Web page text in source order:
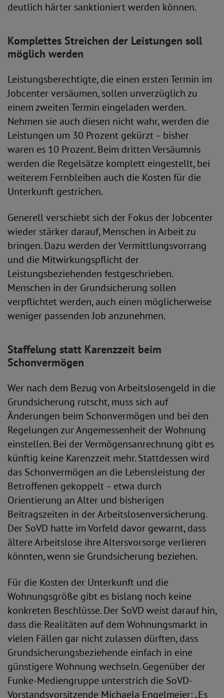
deutlich härter sanktioniert werden können.
Komplettes Streichen der Leistungen soll
möglich werden
Leistungsberechtigte, die einen ersten Termin im
Jobcenter versäumen, sollen unverzüglich zu
einem zweiten Termin eingeladen werden.
Nehmen sie auch diesen nicht wahr, werden die
Leistungen um 30 Prozent gekürzt – bisher
waren es 10 Prozent. Beim dritten Versäumnis
werden die Regelsätze komplett eingestellt, bei
weiterem Fernbleiben auch die Kosten für die
Unterkunft gestrichen.
Generell verschiebt sich der Fokus der Jobcenter
wieder stärker darauf, Menschen in Arbeit zu
bringen. Dazu werden der Vermittlungsvorrang
und die Mitwirkungspflicht der
Leistungsbeziehenden festgeschrieben.
Menschen in der Grundsicherung sollen
verpflichtet werden, auch einen möglicherweise
weniger passenden Job anzunehmen.
Staffelung statt Karenzzeit beim
Schonvermögen
Wer nach dem Bezug von Arbeitslosengeld in die
Grundsicherung rutscht, muss sich auf
Änderungen beim Schonvermögen und bei den
Regelungen zur Angemessenheit der Wohnung
einstellen. Bei der Vermögensanrechnung gibt es
künftig keine Karenzzeit mehr. Stattdessen wird
das Schonvermögen an die Lebensleistung der
Betroffenen gekoppelt – etwa durch
Orientierung an Alter und bisherigen
Beitragszeiten in der Arbeitslosenversicherung.
Der SoVD hatte im Vorfeld davor gewarnt, dass
ältere Arbeitslose ihre Altersvorsorge verlieren
könnten, wenn sie Grundsicherung beziehen.
Für die Kosten der Unterkunft und die
Wohnungsgröße gibt es bislang noch keine
konkreten Beschlüsse. Der SoVD weist darauf hin,
dass die Realitäten auf dem Wohnungsmarkt in
vielen Fällen gar nicht zulassen dürften, dass
Grundsicherungsbeziehende einfach in eine
günstigere Wohnung wechseln. Gegenüber der
Funke-Mediengruppe unterstrich die SoVD-
Vorstandsvorsitzende Michaela Engelmeier: „Es